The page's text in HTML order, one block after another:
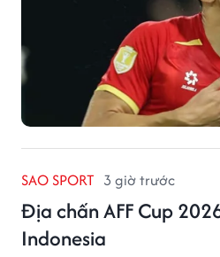
SAO SPORT 3 giờ trước
Địa chấn AFF Cup
Indonesia